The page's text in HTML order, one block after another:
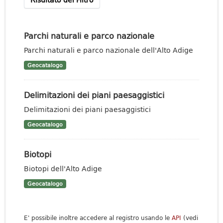
Parchi naturali e parco nazionale
Parchi naturali e parco nazionale dell'Alto Adige
Geocatalogo
Delimitazioni dei piani paesaggistici
Delimitazioni dei piani paesaggistici
Geocatalogo
Biotopi
Biotopi dell'Alto Adige
Geocatalogo
E' possibile inoltre accedere al registro usando le API (vedi